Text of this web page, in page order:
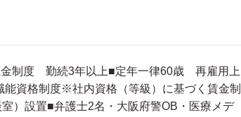
金制度 勤続3年以上■定年一律60歳 再雇用上
資格制度※社内資格（等級）に基づく賃金制
）設置■弁護士2名・大阪府警OB・医療メデ